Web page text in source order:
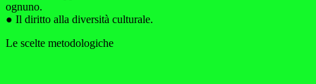
ognuno.
● Il diritto alla diversità culturale.
Le scelte metodologiche